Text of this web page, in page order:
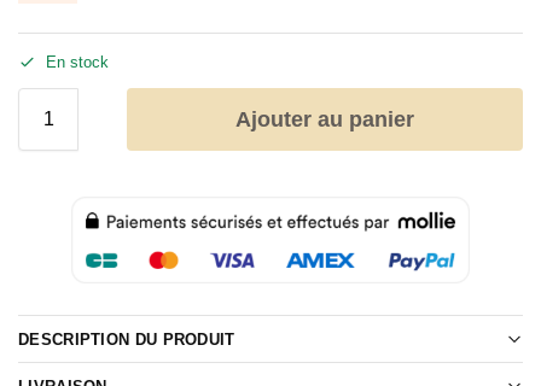
En stock
Ajouter au panier
DESCRIPTION DU PRODUIT